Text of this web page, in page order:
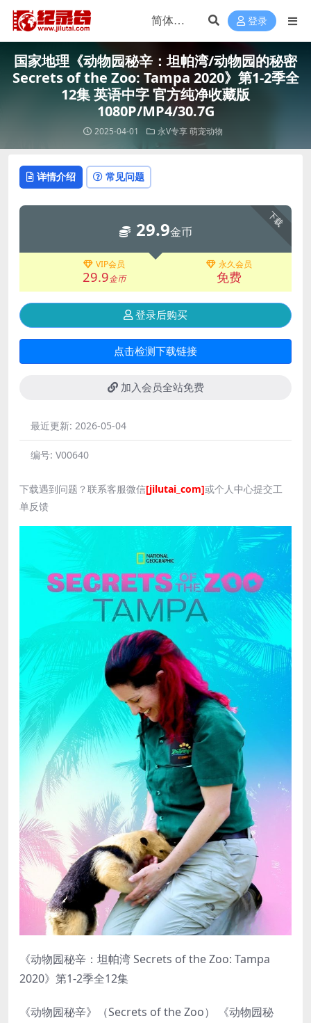
登录
国家地理《动物园秘辛：坦帕湾/动物园的秘密
Secrets of the Zoo: Tampa 2020》第1-2季全
12集 英语中字 官方纯净收藏版
1080P/MP4/30.7G
2025-04-01 永V专享 萌宠动物
详情介绍 常见问题
下载
29.9金币
VIP会员
29.9金币
永久会员
免费
登录后购买
点击检测下载链接
加入会员全站免费
最近更新: 2026-05-04
编号: V00640
下载遇到问题？联系客服微信[jilutai_com]或个人中心提交工
单反馈
《动物园秘辛：坦帕湾 Secrets of the Zoo: Tampa
2020》第1-2季全12集
《动物园秘辛》（Secrets of the Zoo） 《动物园秘